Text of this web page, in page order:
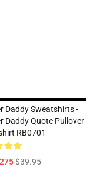
Daddy Sweatshirts -
Daddy Quote Pullover
RB0701
$39.95